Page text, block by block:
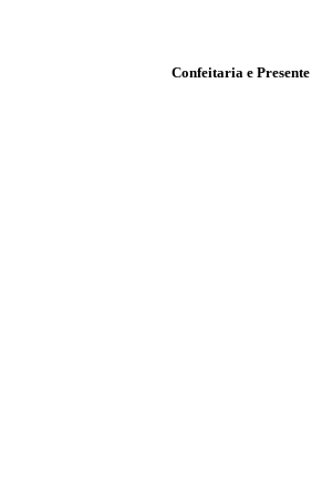
Confeitaria e Presente